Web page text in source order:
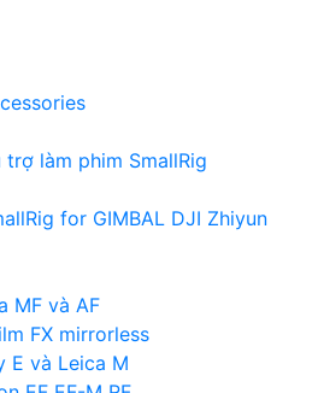
làm phim SmallRig
for GIMBAL DJI Zhiyun
MF và AF
FX mirrorless
E và Leica M